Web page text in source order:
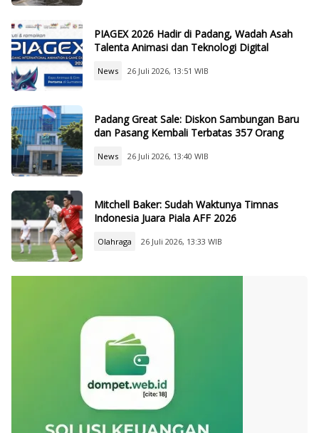
PIAGEX 2026 Hadir di Padang, Wadah Asah
Talenta Animasi dan Teknologi Digital
News 26 Juli 2026, 13:51 WIB
Padang Great Sale: Diskon Sambungan Baru
dan Pasang Kembali Terbatas 357 Orang
News 26 Juli 2026, 13:40 WIB
Mitchell Baker: Sudah Waktunya Timnas
Indonesia Juara Piala AFF 2026
Olahraga 26 Juli 2026, 13:33 WIB